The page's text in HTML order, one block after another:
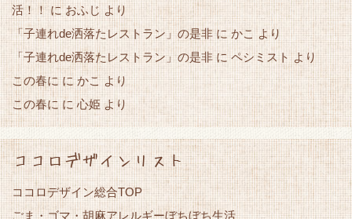
活！！ に おふじ より
「子連れde洒落たレストラン」の是非 に かこ より
「子連れde洒落たレストラン」の是非 に ペシミスト より
この春に に かこより
この春に に 心姫 より
ココロデザインリスト
ココロデザイン総合TOP
ごま・ゴマ・胡麻アレルギーぼちぼち生活